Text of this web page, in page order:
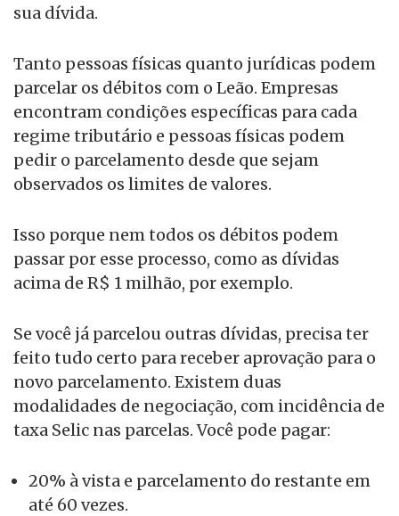
sua dívida.
Tanto pessoas físicas quanto jurídicas podem
parcelar os débitos com o Leão. Empresas
encontram condições específicas para cada
regime tributário e pessoas físicas podem
pedir o parcelamento desde que sejam
observados os limites de valores.
Isso porque nem todos os débitos podem
passar por esse processo, como as dívidas
acima de R$ 1 milhão, por exemplo.
Se você já parcelou outras dívidas, precisa ter
feito tudo certo para receber aprovação para o
novo parcelamento. Existem duas
modalidades de negociação, com incidência de
taxa Selic nas parcelas. Você pode pagar:
20% à vista e parcelamento do restante em
até 60 vezes.